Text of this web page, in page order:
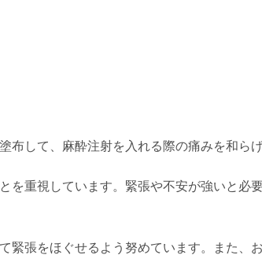
布して、麻酔注射を入れる際の痛みを和らげ
を重視しています。緊張や不安が強いと必
緊張をほぐせるよう努めています。また、